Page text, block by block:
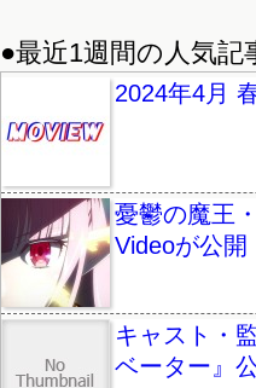
●最近1週間の人気記
2024年4月
憂鬱の魔王
Videoが公開
キャスト・
ベーター』